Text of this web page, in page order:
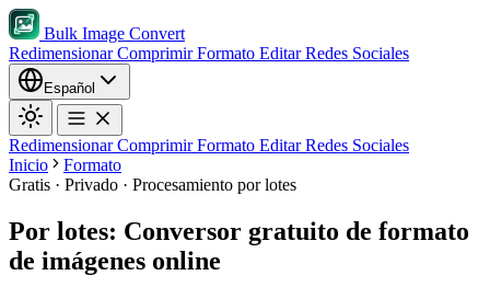
Bulk Image Convert
RedimensionarComprimirFormato EditarRedes Sociales
Español
RedimensionarComprimirFormato EditarRedes Sociales
Inicio
Formato
Gratis · Privado · Procesamiento por lotes
Por lotes: Conversor gratuito de formato
de imágenes online